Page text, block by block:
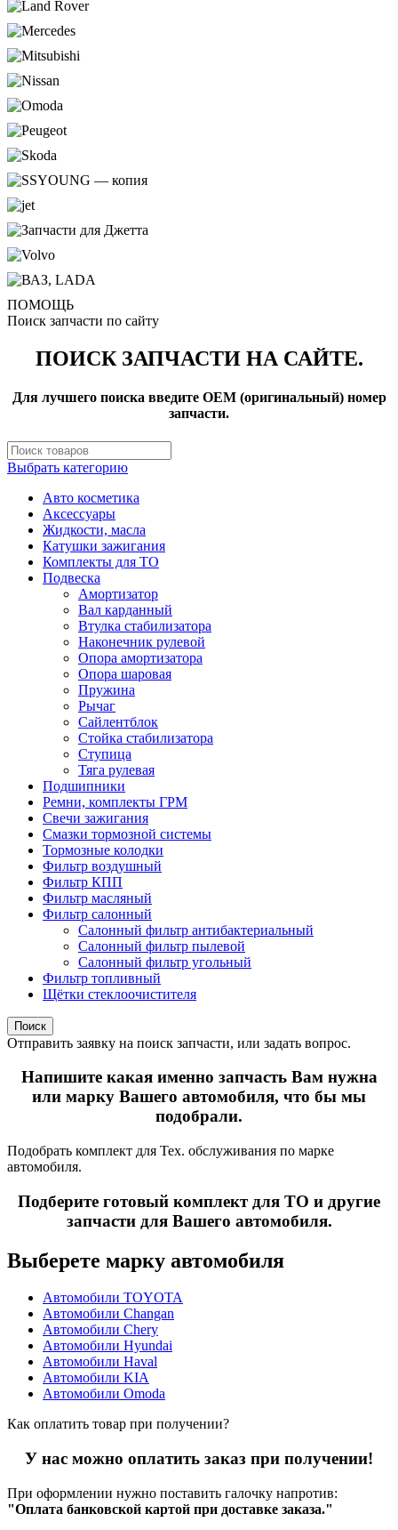
ПОМОЩЬ
Поиск запчасти по сайту
ПОИСК ЗАПЧАСТИ НА САЙТЕ.
Для лучшего поиска введите OEM (оригинальный) номер
запчасти.
Выбрать категорию
Авто косметика
Аксессуары
Жидкости, масла
Катушки зажигания
Комплекты для ТО
Подвеска
Амортизатор
Вал карданный
Втулка стабилизатора
Наконечник рулевой
Опора амортизатора
Опора шаровая
Пружина
Рычаг
Сайлентблок
Стойка стабилизатора
Ступица
Тяга рулевая
Подшипники
Ремни, комплекты ГРМ
Свечи зажигания
Смазки тормозной системы
Тормозные колодки
Фильтр воздушный
Фильтр КПП
Фильтр масляный
Фильтр салонный
Салонный фильтр антибактериальный
Салонный фильтр пылевой
Салонный фильтр угольный
Фильтр топливный
Щётки стеклоочистителя
Поиск
Отправить заявку на поиск запчасти, или задать вопрос.
Напишите какая именно запчасть Вам нужна
или марку Вашего автомобиля, что бы мы
подобрали.
Подобрать комплект для Тех. обслуживания по марке
автомобиля.
Подберите готовый комплект для ТО и другие
запчасти для Вашего автомобиля.
Выберете марку автомобиля
Автомобили TOYOTA
Автомобили Changan
Автомобили Chery
Автомобили Hyundai
Автомобили Haval
Автомобили KIA
Автомобили Omoda
Как оплатить товар при получении?
У нас можно оплатить заказ при получении!
При оформлении нужно поставить галочку напротив:
"Оплата банковской картой при доставке заказа."